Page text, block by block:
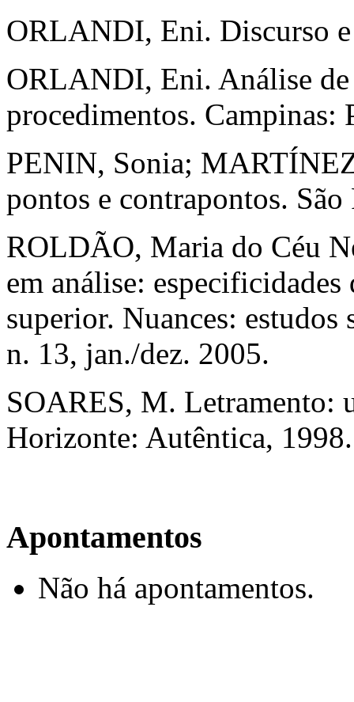
ORLANDI, Eni. Discurso
ORLANDI, Eni. Análise
procedimentos. Campinas:
PENIN, Sonia;
pontos e contrapontos.
ROLDÃO, Maria do Céu
em análise:
superior. Nuances:
n. 13, jan./dez. 2005.
SOARES, M. Letramento:
Horizonte: Autêntica, 1998.
Apontamentos
Não há apontamentos.